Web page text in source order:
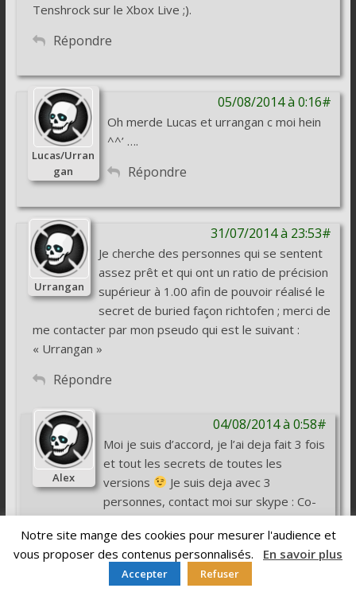
Notre site mange des cookies pour mesurer l'audience et
vous proposer des contenus personnalisés. En savoir plus
Accepter Refuser
Tenshrock sur le Xbox Live ;).
Répondre
05/08/2014 à 0:16#
Lucas/Urran
gan
Oh merde Lucas et urrangan c moi hein
^^’ ….
Répondre
31/07/2014 à 23:53#
Urrangan
Je cherche des personnes qui se sentent
assez prêt et qui ont un ratio de précision
supérieur à 1.00 afin de pouvoir réalisé le
secret de buried façon richtofen ; merci de
me contacter par mon pseudo qui est le suivant :
« Urrangan »
Répondre
04/08/2014 à 0:58#
Alex
Moi je suis d’accord, je l’ai deja fait 3 fois
et tout les secrets de toutes les
versions
Je suis deja avec 3
personnes, contact moi sur skype : Co-
leader | YaK0_BreaZy
(j’ai une précision carrière de 1.78
)